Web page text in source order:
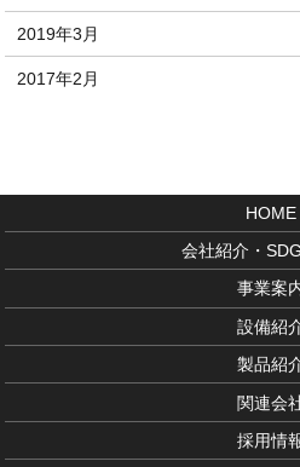
2019年3月
2017年2月
HOME
会社紹介・
事業案
設備紹
製品紹
関連会
採用情